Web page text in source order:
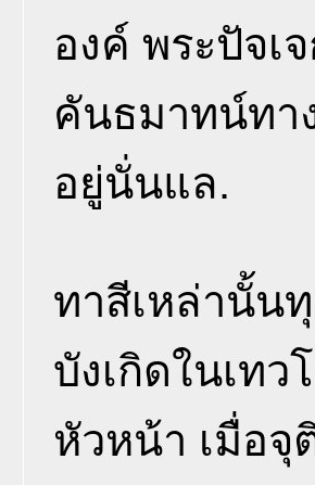
องค์ พระปัจเ
คันธมาทน์ทา
อยู่นั่นแล.
ทาสีเหล่านั้น
บังเกิดในเท
หัวหน้า เมื่อจุ